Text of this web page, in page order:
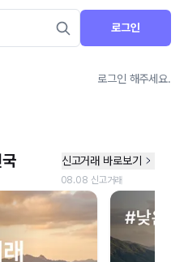
로그인
로그인 해주세요.